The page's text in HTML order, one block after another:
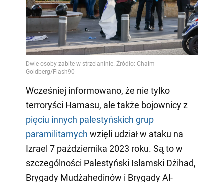
Wcześniej informowano, że nie tylko
terroryści Hamasu, ale także bojownicy z
pięciu innych palestyńskich grup
paramilitarnych wzięli udział w ataku na
Izrael 7 października 2023 roku. Są to w
szczególności Palestyński Islamski Dżihad,
Brygady Mudżahedinów i Brygady Al-